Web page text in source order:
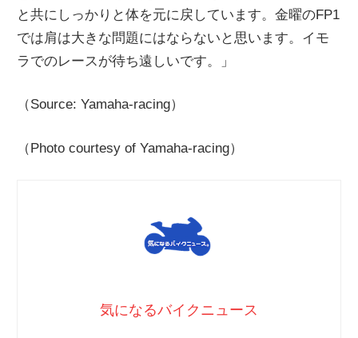
と共にしっかりと体を元に戻しています。金曜のFP1
では肩は大きな問題にはならないと思います。イモ
ラでのレースが待ち遠しいです。」
（Source: Yamaha-racing）
（Photo courtesy of Yamaha-racing）
気になるバイクニュース